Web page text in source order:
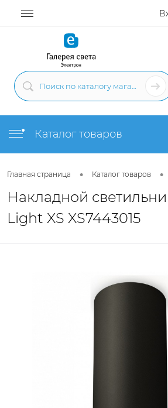
Каталог товаров
Главная страница • Каталог товаров •
Накладной
Light XS XS7443015